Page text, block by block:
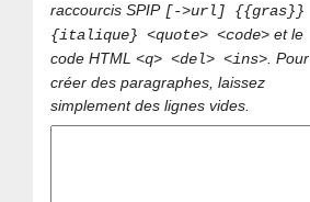
raccourcis SPIP [->url] {{gras}}
{italique} <quote> <code> et le
code HTML<q> <del> <ins> . Pour
créer des paragraphes, laissez
simplement des lignes vides.